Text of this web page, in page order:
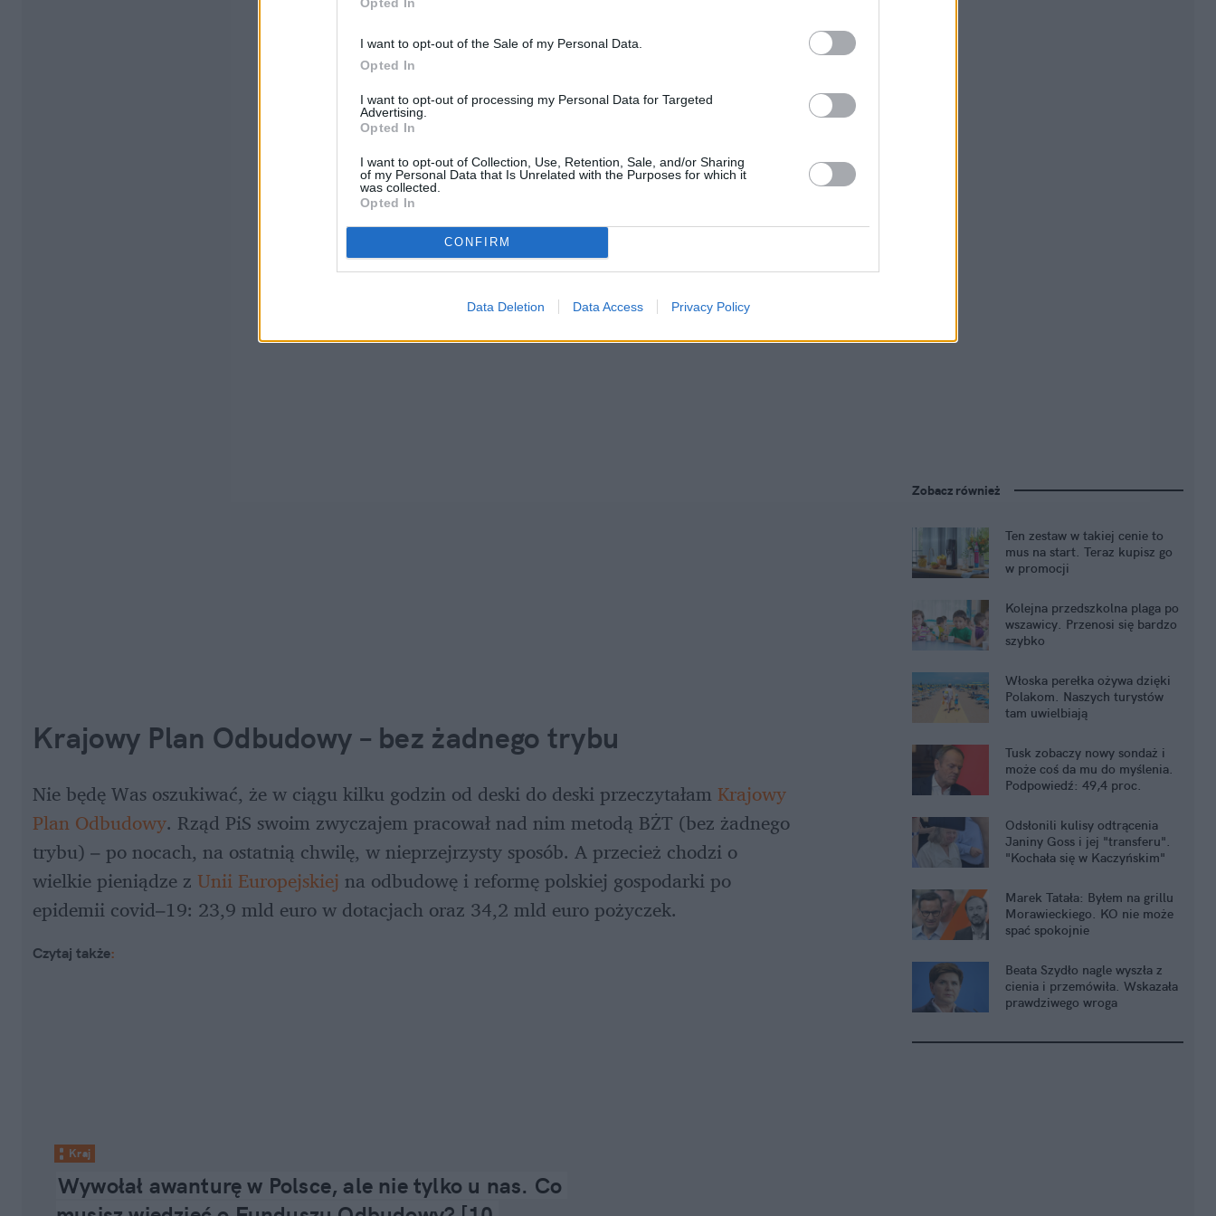
I want to opt-out of the Sale of my Personal Data.
Opted In
I want to opt-out of processing my Personal Data for Targeted
Advertising.
Opted In
I want to opt-out of Collection, Use, Retention, Sale, and/or Sharing
of my Personal Data that Is Unrelated with the Purposes for which it
was collected.
Opted In
CONFIRM
Data Deletion Data Access Privacy Policy
Krajowy Plan Odbudowy – bez żadnego trybu
Nie będę Was oszukiwać, że w ciągu kilku godzin od deski do deski przeczytałam Krajowy
Plan Odbudowy. Rząd PiS swoim zwyczajem pracował nad nim metodą BŻT (bez żadnego
trybu) – po nocach, na ostatnią chwilę, w nieprzejrzysty sposób. A przecież chodzi o
wielkie pieniądze z Unii Europejskiej na odbudowę i reformę polskiej gospodarki po
epidemii covid–19: 23,9 mld euro w dotacjach oraz 34,2 mld euro pożyczek.
Czytaj także:
Kraj
Wywołał awanturę w Polsce, ale nie tylko u nas. Co
Zobacz również
Ten zestaw w takiej cenie to
mus na start. Teraz kupisz go
w promocji
Kolejna przedszkolna plaga po
wszawicy. Przenosi się bardzo
szybko
Włoska perełka ożywa dzięki
Polakom. Naszych turystów
tam uwielbiają
Tusk zobaczy nowy sondaż i
może coś da mu do myślenia.
Podpowiedź: 49,4 proc.
Odsłonili kulisy odtrącenia
Janiny Goss i jej "transferu".
"Kochała się w Kaczyńskim"
Marek Tatała: Byłem na grillu
Morawieckiego. KO nie może
spać spokojnie
Beata Szydło nagle wyszła z
cienia i przemówiła. Wskazała
prawdziwego wroga